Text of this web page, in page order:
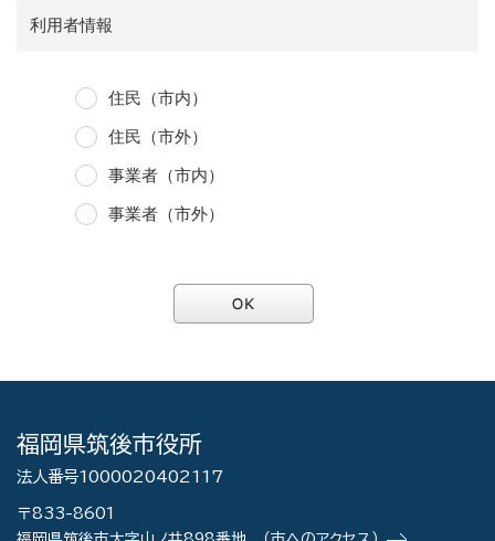
利用者情報
住民（市内）
住民（市外）
事業者（市内）
事業者（市外）
福岡県筑後市役所
法人番号1000020402117
〒833-8601